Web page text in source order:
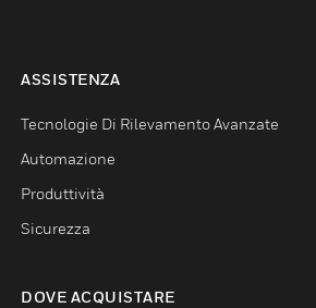
ASSISTENZA
Tecnologie Di Rilevamento Avanzate
Automazione
Produttività
Sicurezza
DOVE ACQUISTARE